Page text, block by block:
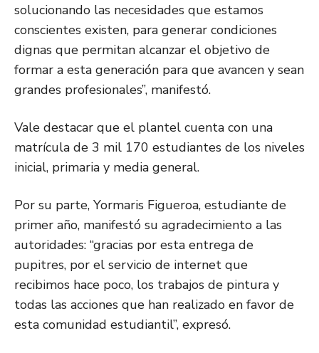
solucionando las necesidades que estamos
conscientes existen, para generar condiciones
dignas que permitan alcanzar el objetivo de
formar a esta generación para que avancen y sean
grandes profesionales”, manifestó.
Vale destacar que el plantel cuenta con una
matrícula de 3 mil 170 estudiantes de los niveles
inicial, primaria y media general.
Por su parte, Yormaris Figueroa, estudiante de
primer año, manifestó su agradecimiento a las
autoridades: “gracias por esta entrega de
pupitres, por el servicio de internet que
recibimos hace poco, los trabajos de pintura y
todas las acciones que han realizado en favor de
esta comunidad estudiantil”, expresó.